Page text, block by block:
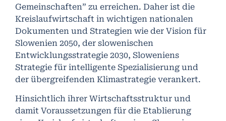
Gemeinschaften” zu erreichen. Daher ist die
Kreislaufwirtschaft in wichtigen nationalen
Dokumenten und Strategien wie der Vision für
Slowenien 2050, der slowenischen
Entwicklungsstrategie 2030, Sloweniens
Strategie für intelligente Spezialisierung und
der übergreifenden Klimastrategie verankert.
Hinsichtlich ihrer Wirtschaftsstruktur und
damit Voraussetzungen für die Etablierung